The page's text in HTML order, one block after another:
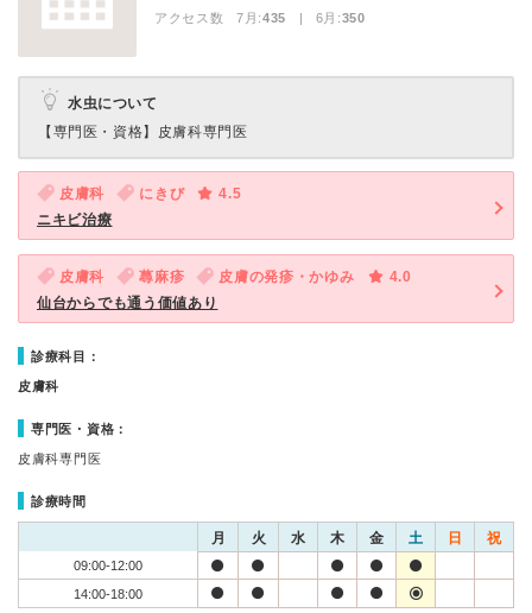
アクセス数 7月:435 | 6月:350
水虫について
【専門医・資格】 皮膚科専門医
皮膚科 にきび
4.5
ニキビ治療
皮膚科 蕁麻疹 皮膚の発疹・かゆみ
4.0
仙台からでも通う価値あり
診療科目：
皮膚科
専門医・資格：
皮膚科専門医
診療時間
月 火 水 木 金 土 日 祝
09:00-12:00
14:00-18:00